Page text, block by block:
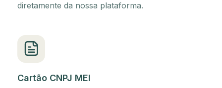
diretamente da nossa plataforma.
Cartão CNPJ MEI